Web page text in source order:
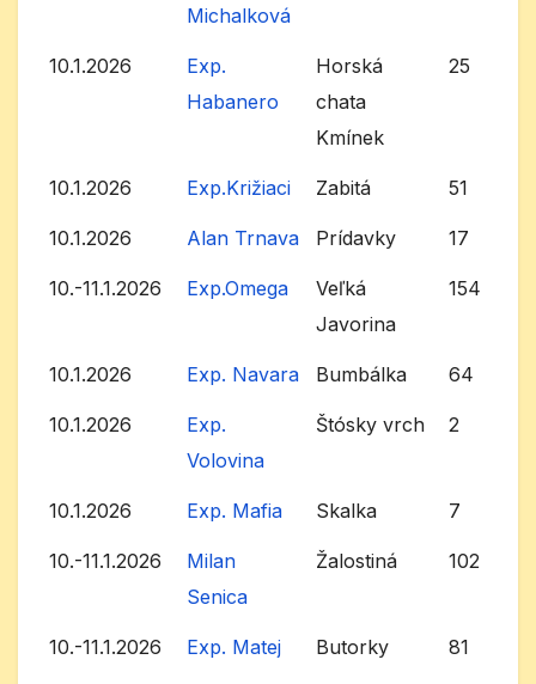
Michalková
10.1.2026
Exp.
Habanero
Horská
chata
Kmínek
25
10.1.2026 Exp.Križiaci Zabitá 51
10.1.2026 Alan Trnava Prídavky 17
10.-11.1.2026 Exp.Omega
Veľká
Javorina
154
10.1.2026 Exp. Navara Bumbálka 64
10.1.2026
Exp.
Volovina
Štósky vrch 2
10.1.2026 Exp. Mafia Skalka 7
10.-11.1.2026
Milan
Senica
Žalostiná 102
10.-11.1.2026 Exp. Matej Butorky 81